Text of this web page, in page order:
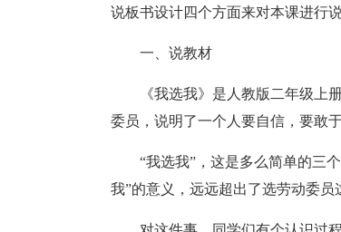
说板书设计四个方面来对本课进行说
一、说教材
《我选我》是人教版二年级上
委员，说明了一个人要自信，要敢于
“我选我”，这是多么简单的三
我”的意义，远远超出了选劳动委员